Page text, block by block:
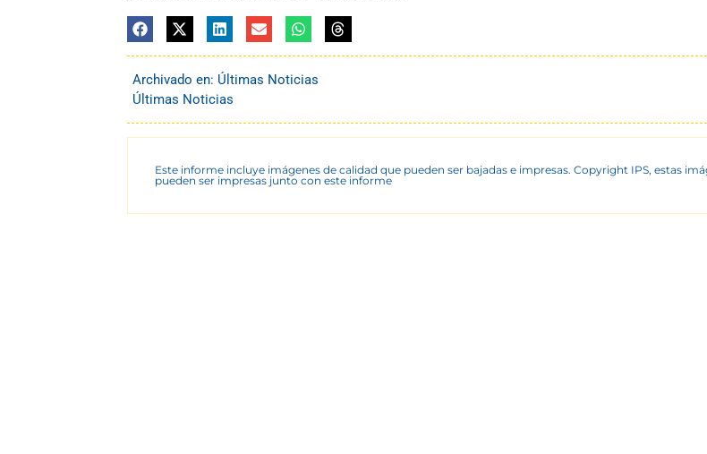
Archivado en: Últimas Noticias
Últimas Noticias
Este informe incluye imágenes de calidad que pueden ser bajadas e impresas. Copyright IPS, estas
pueden ser impresas junto con este informe